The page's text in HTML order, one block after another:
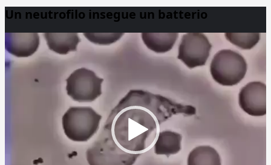
Un neutrofilo insegue un batterio
Player